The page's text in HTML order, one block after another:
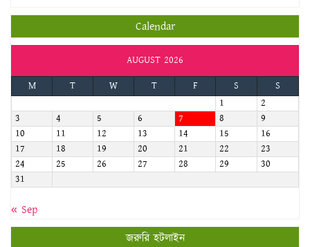
Calendar
AUGUST 2026
M
T W T F S
S
1
2
3
4 5 6 7 8
9
10
11 12 13 14 15
16
17
18 19 20 21 22
23
24
25 26 27 28 29
30
31
« Sep
জরুরি হটলাইন